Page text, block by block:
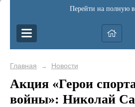
Перейти на полную
Главная → Новости
Акция «Герои
войны»: Николай